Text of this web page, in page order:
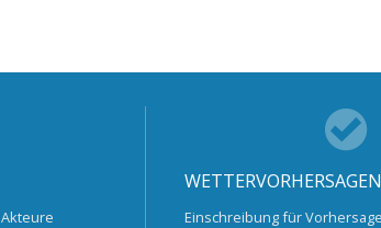
Akteure
Einschreibung für